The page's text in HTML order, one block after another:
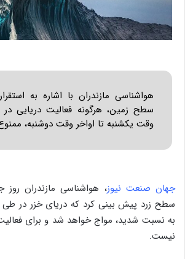
هواشناسی مازندران با اشاره به
سطح زمین، هرگونه فعالیت دریایی در
وقت یکشنبه تا اواخر وقت دوشنبه،
جهان صنعت نیوز، هواشناسی مازندران
سطح زرد پیش بینی کرد که دریای خزر در
به نسبت شدید، مواج خواهد شد و برای
نیست.